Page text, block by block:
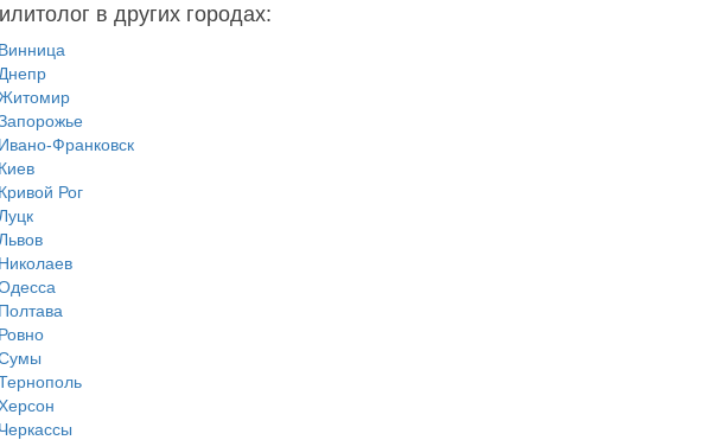
в других городах:
Франковск
Рог